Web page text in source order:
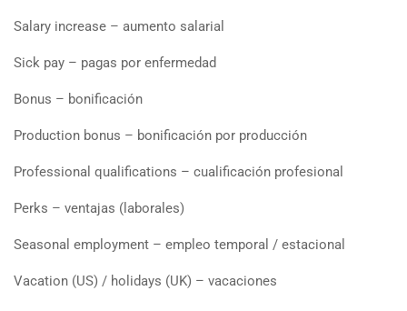
Salary increase – aumento salarial
Sick pay – pagas por enfermedad
Bonus – bonificación
Production bonus – bonificación por producción
Professional qualifications – cualificación profesional
Perks – ventajas (laborales)
Seasonal employment – empleo temporal / estacional
Vacation (US) / holidays (UK) – vacaciones